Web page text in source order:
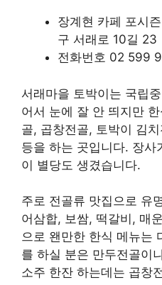
장계현 카페 포시
구 서래로 10길 23
전화번호 02 599
서래마을 토박이는 국립
어서 눈에 잘 안 띄지만
골, 곱창전골, 토박이 김
등을 하는 곳입니다. 장
이 별당도 생겼습니다.
주로 전골류 맛집으로 유
어삼합, 보쌈, 떡갈비, 매
으로 왠만한 한식 메뉴는
를 하실 분은 만두전골이
소주 한잔 하는데는 곱창